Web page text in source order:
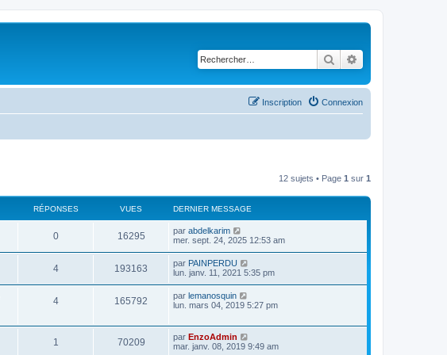
Rechercher
Connexion
Inscription
12 sujets • Page 1 sur 1
RÉPONSES VUES DERNIER MESSAGE
0R
é
o
16295V
u
s
D
e
i
e
r
m
e
s
a
g
par abdelkarim
mer. sept. 24, 2025 12:53 am
4R
é
o
193163
u
s
D
e
i
e
m
e
s
par PAINPERDU
lun. janv. 11, 2021 5:35 pm
4R
165792
D
e
e
r
par lemanosquin
lun. mars 04, 2019 5:27 pm
1 70209V
D
e
par EnzoAdmin
mar. janv. 08, 2019 9:49 am